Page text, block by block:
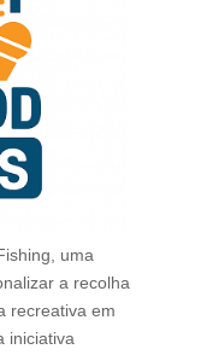
uma
a recolha
recreativa em
iniciativa